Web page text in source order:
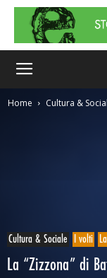
Home Cultura &
Cultura & Sociale I volti
La “Zizzona” di